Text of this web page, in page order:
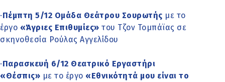
·Πέμπτη 5/12 Ομάδα Θεάτρου Σουρωτής με το
έργο «Άγριες Επιθυμίες» του Τζον Τομπάϊας σε
σκηνοθεσία Ρούλας Αγγελίδου
·Παρασκευή 6/12 Θεατρικό Εργαστήρι
«Θέσπις» με το έργο «Εθνικότητά μου είναι το